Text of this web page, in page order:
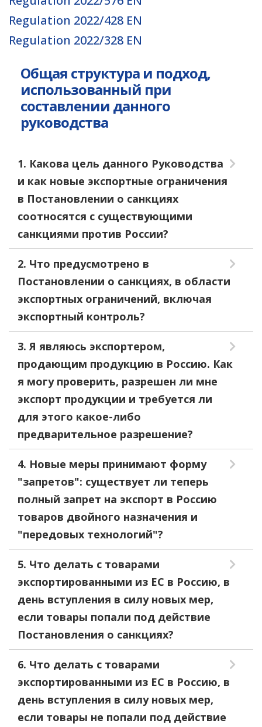
Regulation 2022/428 EN
Regulation 2022/328 EN
Общая структура и подход,
использованный при
составлении данного
руководства
1. Какова цель данного Руководства
и как новые экспортные ограничения
в Постановлении о санкциях
соотносятся с существующими
санкциями против России?
2. Что предусмотрено в
Постановлении о санкциях, в области
экспортных ограничений, включая
экспортный контроль?
3. Я являюсь экспортером,
продающим продукцию в Россию. Как
я могу проверить, разрешен ли мне
экспорт продукции и требуется ли
для этого какое-либо
предварительное разрешение?
4. Новые меры принимают форму
"запретов": существует ли теперь
полный запрет на экспорт в Россию
товаров двойного назначения и
"передовых технологий"?
5. Что делать с товарами
экспортированными из ЕС в Россию, в
день вступления в силу новых мер,
если товары попали под действие
Постановления о санкциях?
6. Что делать с товарами
экспортированными из ЕС в Россию, в
день вступления в силу новых мер,
если товары не попали под действие